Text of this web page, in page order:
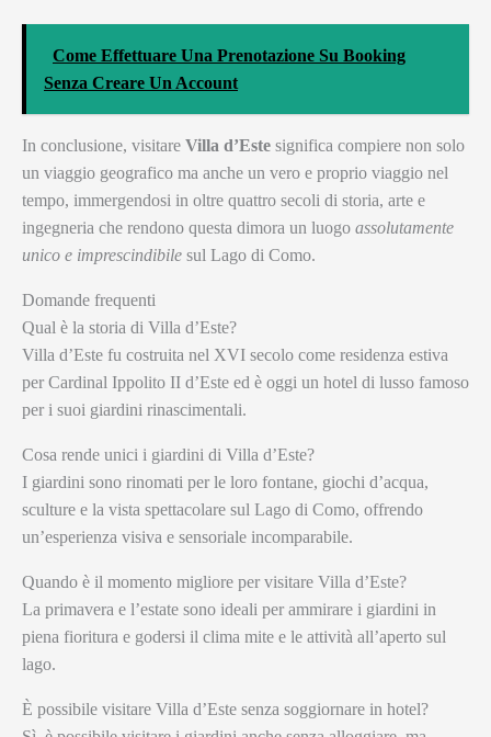
Come Effettuare Una Prenotazione Su Booking
Senza Creare Un Account
In conclusione, visitare Villa d’Este significa compiere non solo
un viaggio geografico ma anche un vero e proprio viaggio nel
tempo, immergendosi in oltre quattro secoli di storia, arte e
ingegneria che rendono questa dimora un luogo assolutamente
unico e imprescindibile sul Lago di Como.
Domande frequenti
Qual è la storia di Villa d’Este?
Villa d’Este fu costruita nel XVI secolo come residenza estiva
per Cardinal Ippolito II d’Este ed è oggi un hotel di lusso famoso
per i suoi giardini rinascimentali.
Cosa rende unici i giardini di Villa d’Este?
I giardini sono rinomati per le loro fontane, giochi d’acqua,
sculture e la vista spettacolare sul Lago di Como, offrendo
un’esperienza visiva e sensoriale incomparabile.
Quando è il momento migliore per visitare Villa d’Este?
La primavera e l’estate sono ideali per ammirare i giardini in
piena fioritura e godersi il clima mite e le attività all’aperto sul
lago.
È possibile visitare Villa d’Este senza soggiornare in hotel?